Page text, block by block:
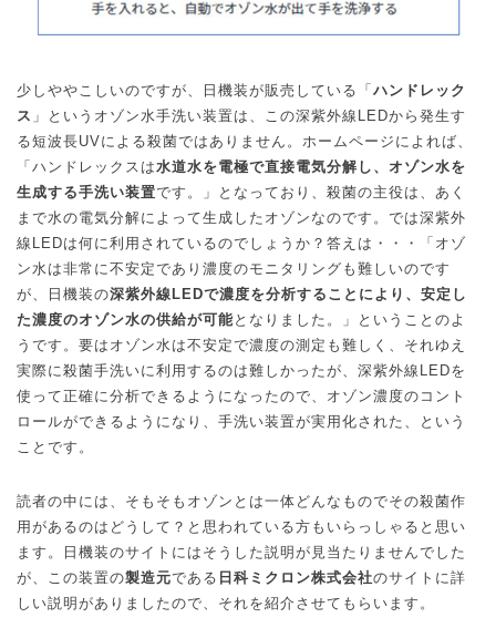
少しややこしいのですが、日機装が販売している「 ハンドレック
ス 」というオゾン水手洗い装置は、この深紫外線 LEDから発生す
る短波長UVによる殺菌ではありません。ホームページによれば、
「ハンドレックスは水道水を電極で直接電気分解し、オゾン水を
生成する手洗い装置です。」となっており、殺菌の主役は、あく
まで水の電気分解によって生成したオゾンなのです。では深紫外
線
LEDは何に利用されているのでしょうか？答えは・・・「オゾ
ン水は非常に不安定であり濃度のモニタリングも難しいのです
が、日機装の深紫外線 LEDで濃度を分析することにより、安定し
た濃度のオゾン水の供給が可能 となりました。」ということのよ
うです。要はオゾン水は不安定で濃度の測定も難しく、それゆえ
実際に殺菌手洗いに利用するのは難しかったが、深紫外線
LEDを
使って正確に分析できるようになったので、オゾン濃度のコント
ロールができるようになり、手洗い装置が実用化された、という
ことです。
読者の中には、そもそもオゾンとは一体どんなものでその殺菌作
用があるのはどうして？と思われている方もいらっしゃると思い
ます。日機装のサイトにはそうした説明が見当たりませんでした
が、この装置の製造元である 日科ミクロン株式会社のサイトに詳
しい説明がありましたので、それを紹介させてもらいます。